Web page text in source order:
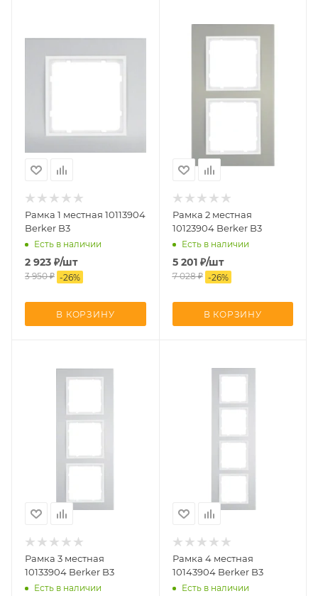
Рамка 1 местная 10113904
Berker B3
Есть в наличии
2 923 ₽/шт
3 950₽ -26%
В КОРЗИНУ
Рамка 2 местная
10123904 Berker B3
Есть в наличии
5 201₽/шт
7 028₽ -26%
В КОРЗИНУ
Рамка 3 местная
10133904 Berker B3
Есть в наличии
Рамка 4 местная
10143904 Berker B3
Есть в наличии